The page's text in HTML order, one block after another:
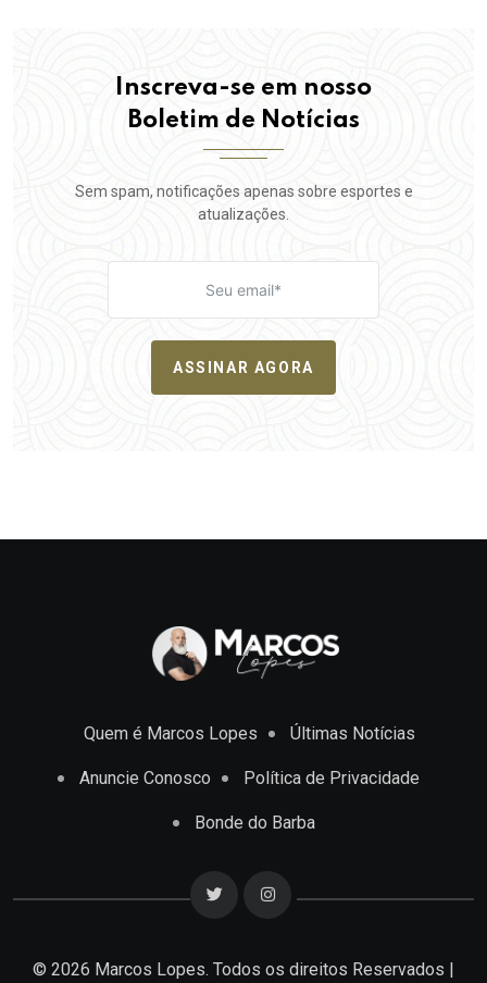
Inscreva-se em nosso
Boletim de Notícias
Sem spam, notificações apenas sobre esportes e
atualizações.
ASSINAR AGORA
Quem é Marcos Lopes Últimas Notícias
Anuncie Conosco Política de Privacidade
Bonde do Barba
© 2026 Marcos Lopes. Todos os direitos Reservados |